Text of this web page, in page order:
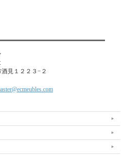
見１２２３−２